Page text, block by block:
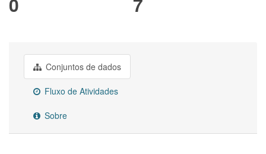
Conjuntos de dados
Fluxo de Atividades
Sobre